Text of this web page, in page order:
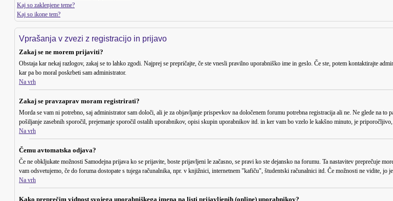
Kaj so zaklenjene teme?
Kaj so ikone tem?
Vprašanja v zvezi z registracijo in prijavo
Zakaj se ne morem prijaviti?
Obstaja kar nekaj razlogov, zakaj se to lahko zgodi. Najprej se prepričajte, če ste vnesli pravilno uporabniško ime in geslo. Če ste, potem kontaktirajte
kar pa bo moral poskrbeti sam administrator.
Na vrh
Zakaj se pravzaprav moram registrirati?
Morda se vam ni potrebno, saj administrator sam določi, ali je za objavljanje prispevkov na določenem forumu potrebna registracija ali ne. Ne glede na
pošiljanje zasebnih sporočil, prejemanje sporočil ostalih uporabnikov, opisi skupin uporabnikov itd. in ker vam bo vzelo le kakšno minuto, je priporočljivo,
Na vrh
Čemu avtomatska odjava?
Če ne obkljukate možnosti Samodejna prijava ko se prijavite, boste prijavljeni le začasno, se pravi ko ste dejansko na forumu. Ta nastavitev preprečuje
vam odsvetujemo, če do foruma dostopate s tujega računalnika, npr. v knjižnici, internetnem "kafiču", študentski računalnici itd. Če možnosti ne vidite, jo
Na vrh
Kako preprečim vidnost svojega uporabniškega imena na listi prijavljenih (online) uporabnikov?